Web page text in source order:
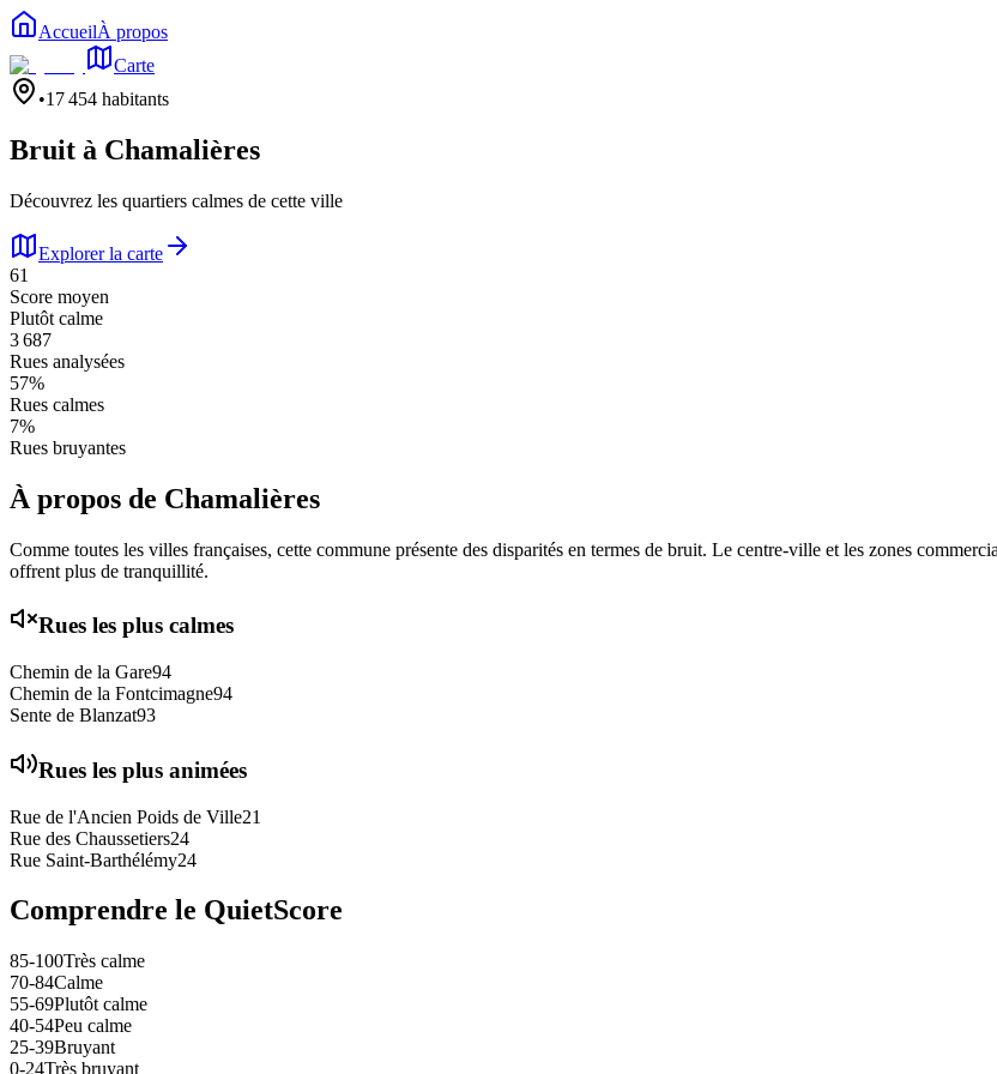
AccueilÀ propos
Carte
•17 454 habitants
Bruit à Chamalières
Découvrez les quartiers calmes de cette ville
Explorer la carte
61
Score moyen
Plutôt calme
3 687
Rues analysées
57%
Rues calmes
7%
Rues bruyantes
À propos de Chamalières
Comme toutes les villes françaises, cette commune présente des disparités en termes de bruit. Le centre-ville et les zones
offrent plus de tranquillité.
Rues les plus calmes
Chemin de la Gare94
Chemin de la Fontcimagne94
Sente de Blanzat93
Rues les plus animées
Rue de l'Ancien Poids de Ville21
Rue des Chaussetiers24
Rue Saint-Barthélémy24
Comprendre le QuietScore
85-100Très calme
70-84Calme
55-69Plutôt calme
40-54Peu calme
25-39Bruyant
0-24Très bruyant